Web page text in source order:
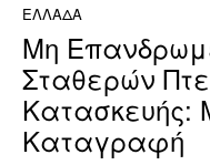
ΕΛΛΑΔΑ
Μη
Σταθερών
Κατασκευής:
Καταγραφή